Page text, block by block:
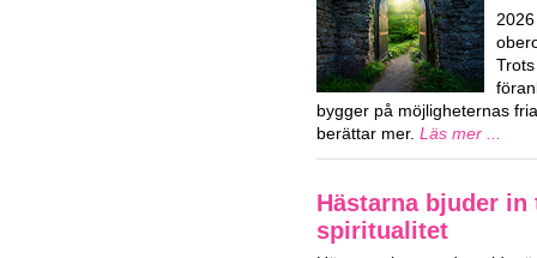
bygger på möjligheternas
berättar mer. Läs mer ...
Hästarna bjuder
spiritualitet